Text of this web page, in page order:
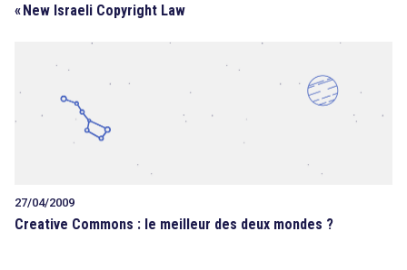
«New Israeli Copyright Law
27/04/2009
Creative Commons : le meilleur des deux mondes ?